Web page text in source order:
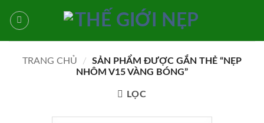
qua
TRANG CHỦ
/
SẢN PHẨM ĐƯỢC GẮN THẺ “NẸP
NHÔM V15 VÀNG BÓNG”
LỌC